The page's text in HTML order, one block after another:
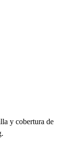
y cobertura de